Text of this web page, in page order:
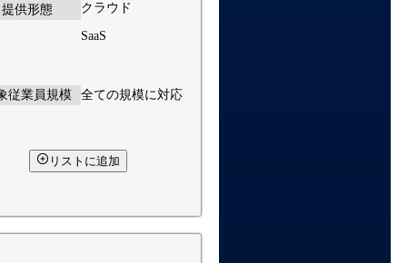
提供形態 クラウド
SaaS
従業員規模 全ての規模に対応
リストに追加